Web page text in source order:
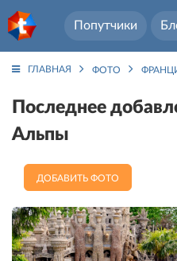
Попутчики
ГЛАВНАЯ ФОТО
Последнее
Альпы
ДОБАВИТЬ ФОТО